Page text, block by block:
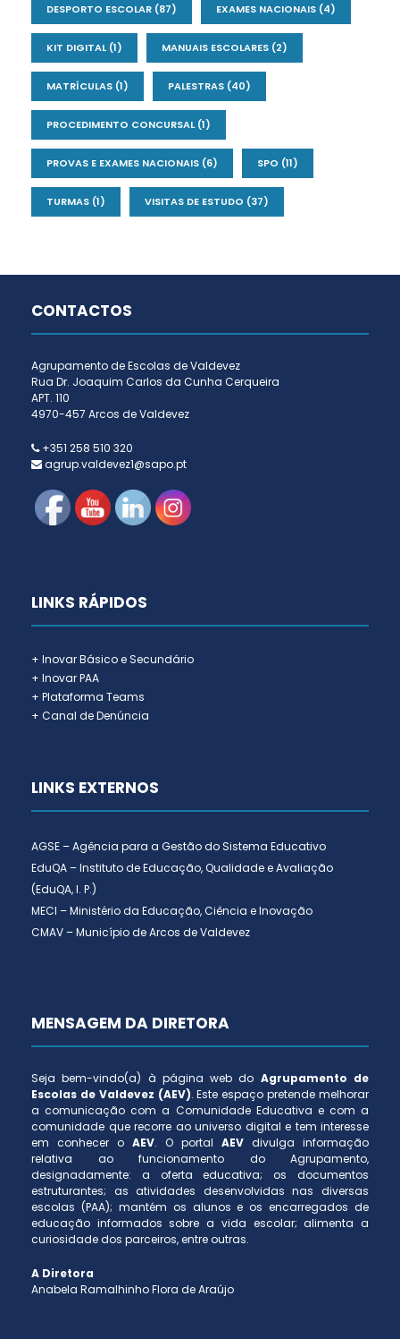
DESPORTO ESCOLAR (87) EXAMES NACIONAIS (4)
KIT DIGITAL(1) MANUAIS ESCOLARES (2)
MATRÍCULAS (1) PALESTRAS (40)
PROCEDIMENTO CONCURSAL(1)
PROVAS E EXAMES NACIONAIS (6) SPO (11)
TURMAS (1) VISITAS DE ESTUDO (37)
CONTACTOS
Agrupamento de Escolas de Valdevez
Rua Dr. Joaquim Carlos da Cunha Cerqueira
APT. 110
4970-457 Arcos de Valdevez
+351 258 510 320
agrup.valdevez1@sapo.pt
LINKS RÁPIDOS
+ Inovar Básico e Secundário
+ Inovar PAA
+ Plataforma Teams
+ Canal de Denúncia
LINKS EXTERNOS
AGSE – Agência para a Gestão do Sistema Educativo
EduQA – Instituto de Educação, Qualidade e Avaliação
(EduQA, I. P.)
MECI – Ministério da Educação, Ciência e Inovação
CMAV – Município de Arcos de Valdevez
MENSAGEM DA DIRETORA
Seja bem-vindo(a) à página web do Agrupamento de
Escolas de Valdevez (AEV). Este espaço pretende melhorar
a comunicação com a Comunidade Educativa e com a
comunidade que recorre ao universo digital e tem interesse
em conhecer o AEV. O portal AEV divulga informação
relativa ao funcionamento do Agrupamento,
designadamente: a oferta educativa; os documentos
estruturantes; as atividades desenvolvidas nas diversas
escolas (PAA); mantém os alunos e os encarregados de
educação informados sobre a vida escolar; alimenta a
curiosidade dos parceiros, entre outras.
A Diretora
Anabela Ramalhinho Flora de Araújo